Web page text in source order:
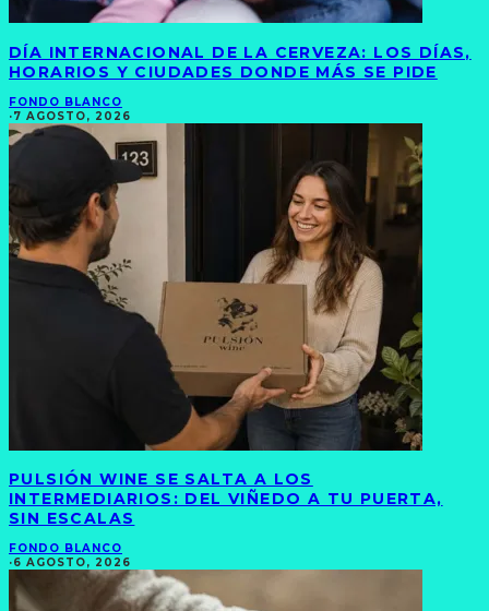
DÍA INTERNACIONAL DE LA CERVEZA: LOS DÍAS,
HORARIOS Y CIUDADES DONDE MÁS SE PIDE
FONDO BLANCO
·7 AGOSTO, 2026
PULSIÓN WINE SE SALTA A LOS
INTERMEDIARIOS: DEL VIÑEDO A TU PUERTA,
SIN ESCALAS
FONDO BLANCO
·6 AGOSTO, 2026